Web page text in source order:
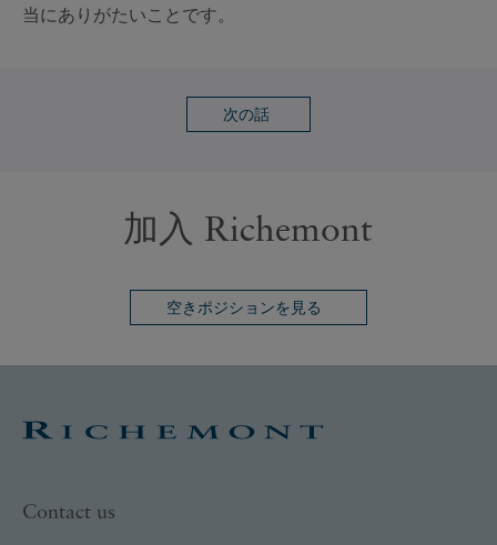
当にありがたいことです。
次の話
加入 Richemont
空きポジションを見る
Contact us